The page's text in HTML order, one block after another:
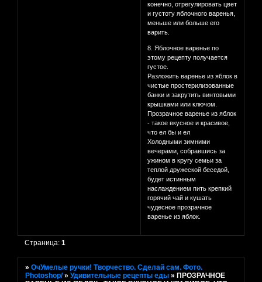
конечно, отрегулировать цвет
и густоту яблочного варенья,
меньше или больше его
варить.
8. Яблочное варенье по
этому рецепту получается
густое.
Разложить варенье из яблок в
чистые простерилизованные
банки и закрутить винтовыми
крышками или ключом.
Прозрачное варенье из яблок
- такое вкусное и красивое,
что ел бы и ел
Холодными зимними
вечерами, собравшись за
ужином в кругу семьи за
теплой дружеской беседой,
будет истинным
наслаждением пить крепкий
горячий чай и кушать
чудесное прозрачное
варенье из яблок.
Страница:1
»ОчУмелые ручки! Творчество. Сделай сам. Фото.
Photoshop/ »Удивительные рецепты еды »ПРОЗРАЧНОЕ